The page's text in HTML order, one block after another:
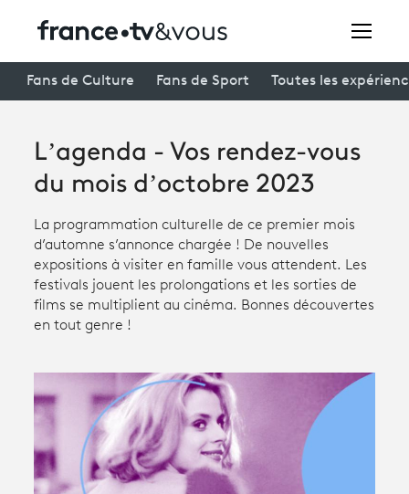
Avantages fidélité
Festivals
Creators
À la une
Participer et assister à une émission
À votre écoute
Fans de Culture Fans de Sport Toutes les
L’agenda - Vos rendez-vous
du mois d’octobre 2023
La programmation culturelle de ce premier mois
d’automne s’annonce chargée ! De nouvelles
expositions à visiter en famille vous attendent. Les
festivals jouent les prolongations et les sorties de
films se multiplient au cinéma. Bonnes découvertes
en tout genre !